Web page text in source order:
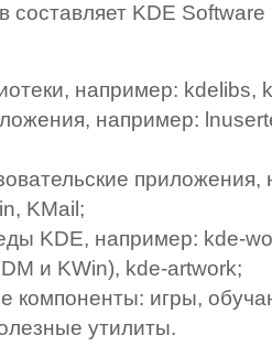
составляет KDE Software
например: kdelibs,
например:
приложения,
KMail;
KDE, например: kde-
и KWin), kde-artwork;
компоненты: игры,
утилиты.